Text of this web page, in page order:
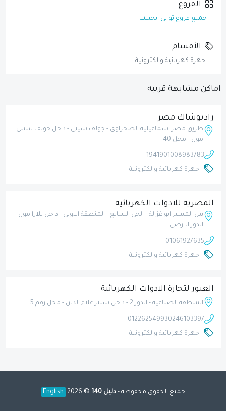
الفروع
جميع فروع تو بى ايجيبت
الأقسام
اجهزة كهربائية والكترونية
اماكن مشابهة قريبه
راديوشاك مصر
طريق مصر اسماعيلية الصحراوى - جولف سيتى - داخل جولف سيتى
مول - محل 40
01008983783
19419
اجهزة كهربائية والكترونية
المصرية للادوات الكهربائية
ش المشير ابو غزالة - الحى السابع - المنطقة الاولى - داخل بلازا مول -
الدور الارضى
01061927635
اجهزة كهربائية والكترونية
العبور لتجارة الادوات الكهربائية
المنطقة الصناعية - الدور 2 - داخل سنتر علاء الدين - محل رقم 5
0246103397
01226254993
اجهزة كهربائية والكترونية
جميع الحقوق محفوظة -دليل 140 ©
English